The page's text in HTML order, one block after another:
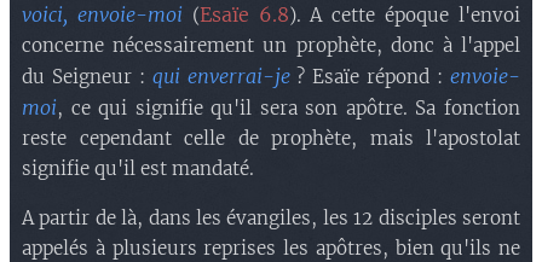
voici, envoie-moi (Esaïe 6.8). A cette époque l'envoi
concerne nécessairement un prophète, donc à l'appel
du Seigneur : qui enverrai-je? Esaïe répond :envoie-
moi, ce qui signifie qu'il sera son apôtre. Sa fonction
reste cependant celle de prophète, mais l'apostolat
signifie qu'il est mandaté.
A partir de là, dans les évangiles, les 12 disciples seront
appelés à plusieurs reprises les apôtres, bien qu'ils ne